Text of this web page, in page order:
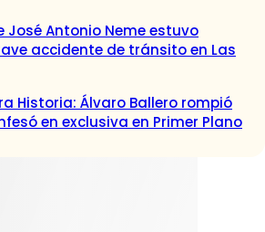
José Antonio Neme estuvo
accidente de tránsito en Las
Historia: Álvaro Ballero rompió
en exclusiva en Primer Plano